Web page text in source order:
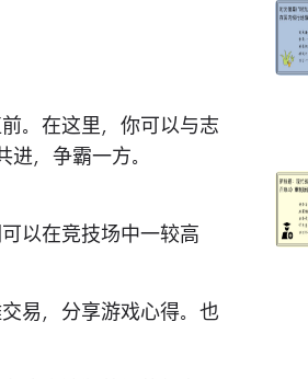
。在这里，你可以与志
，争霸一方。
以在竞技场中一较高
易，分享游戏心得。也